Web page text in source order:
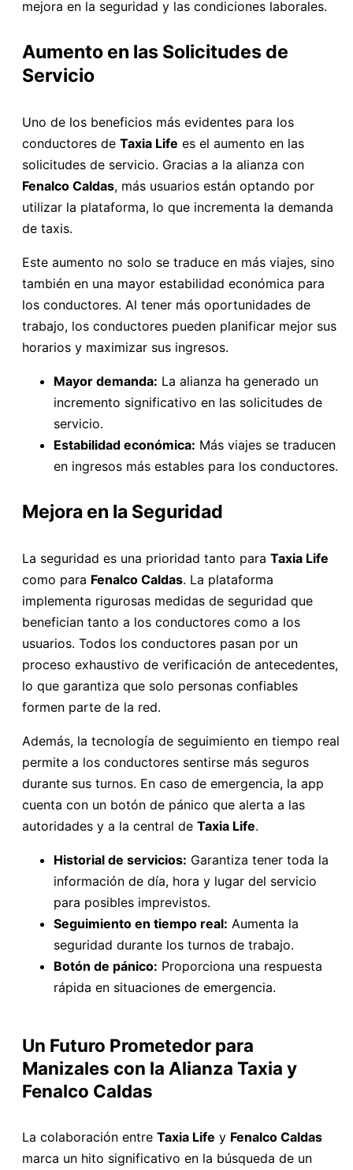
mejora en la seguridad y las condiciones laborales.
Aumento en las Solicitudes de
Servicio
Uno de los beneficios más evidentes para los
conductores de Taxia Life es el aumento en las
solicitudes de servicio. Gracias a la alianza con
Fenalco Caldas, más usuarios están optando por
utilizar la plataforma, lo que incrementa la demanda
de taxis.
Este aumento no solo se traduce en más viajes, sino
también en una mayor estabilidad económica para
los conductores. Al tener más oportunidades de
trabajo, los conductores pueden planificar mejor sus
horarios y maximizar sus ingresos.
Mayor demanda: La alianza ha generado un
incremento significativo en las solicitudes de
servicio.
Estabilidad económica: Más viajes se traducen
en ingresos más estables para los conductores.
Mejora en la Seguridad
La seguridad es una prioridad tanto para Taxia Life
como para Fenalco Caldas. La plataforma
implementa rigurosas medidas de seguridad que
benefician tanto a los conductores como a los
usuarios. Todos los conductores pasan por un
proceso exhaustivo de verificación de antecedentes,
lo que garantiza que solo personas confiables
formen parte de la red.
Además, la tecnología de seguimiento en tiempo real
permite a los conductores sentirse más seguros
durante sus turnos. En caso de emergencia, la app
cuenta con un botón de pánico que alerta a las
autoridades y a la central de Taxia Life.
Historial de servicios: Garantiza tener toda la
información de día, hora y lugar del servicio
para posibles imprevistos.
Seguimiento en tiempo real: Aumenta la
seguridad durante los turnos de trabajo.
Botón de pánico: Proporciona una respuesta
rápida en situaciones de emergencia.
Un Futuro Prometedor para
Manizales con la Alianza Taxia y
Fenalco Caldas
La colaboración entre Taxia Life y Fenalco Caldas
marca un hito significativo en la búsqueda de un